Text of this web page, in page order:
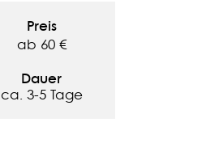
Preis
ab 60 €
Dauer
ca. 3-5 Tage